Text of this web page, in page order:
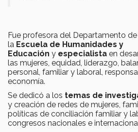
Fue profesora del Departamento
la Escuela de Humanidades y
Educación y especialista en
las mujeres, equidad, liderazgo,
personal, familiar y laboral,
economía.
Se dedicó a los temas de
y creación de redes de mujeres,
políticas de conciliación familiar y
congresos nacionales e